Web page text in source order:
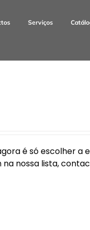
Serviços
é só escolher a
na nossa lista,